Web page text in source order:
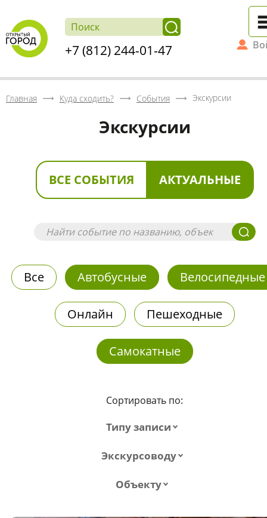
+7 (812) 244-01-47
Главная Куда сходить? События Экскурсии
Экскурсии
ВСЕ СОБЫТИЯ АКТУАЛЬНЫЕ
Все Автобусные Велосипедные
Онлайн Пешеходные
Самокатные
Сортировать по:
Типу записи
Экскурсоводу
Объекту